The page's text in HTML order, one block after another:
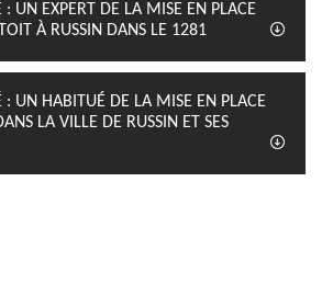
: UN EXPERT DE LA MISE EN PLACE
À RUSSIN DANS LE 1281
: UN HABITUÉ DE LA MISE EN PLACE
LA VILLE DE RUSSIN ET SES